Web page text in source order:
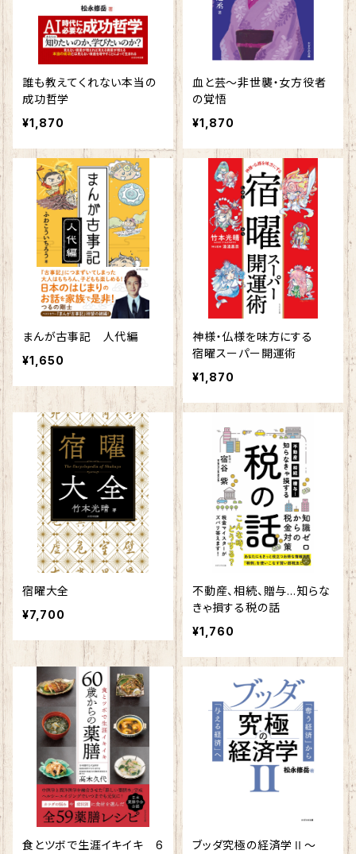
誰も教えてくれない本当の
成功哲学
¥1,870
血と芸～非世襲・女方役者
の覚悟
¥1,870
まんが古事記 人代編
¥1,650
神様・仏様を味方にする
宿曜スーパー開運術
¥1,870
宿曜大全
¥7,700
不動産、相続、贈与…知らな
きゃ損する税の話
¥1,760
食とツボで生涯イキイキ 6
ブッダ究極の経済学Ⅱ～